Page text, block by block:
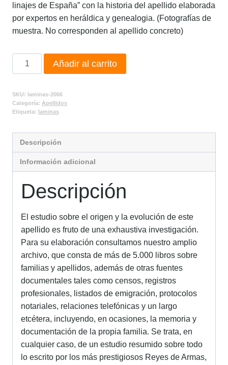
linajes de España” con la historia del apellido elaborada
por expertos en heráldica y genealogia. (Fotografías de
muestra. No corresponden al apellido concreto)
Añadir al carrito
SKU: laminas-2066
Categoría: Apellidos
Etiqueta: laminas
Descripción
Información adicional
Descripción
El estudio sobre el origen y la evolución de este
apellido es fruto de una exhaustiva investigación.
Para su elaboración consultamos nuestro amplio
archivo, que consta de más de 5.000 libros sobre
familias y apellidos, además de otras fuentes
documentales tales como censos, registros
profesionales, listados de emigración, protocolos
notariales, relaciones telefónicas y un largo
etcétera, incluyendo, en ocasiones, la memoria y
documentación de la propia familia. Se trata, en
cualquier caso, de un estudio resumido sobre todo
lo escrito por los más prestigiosos Reyes de Armas,